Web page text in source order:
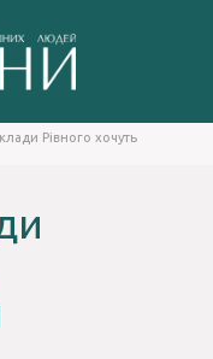
Рівного хочуть